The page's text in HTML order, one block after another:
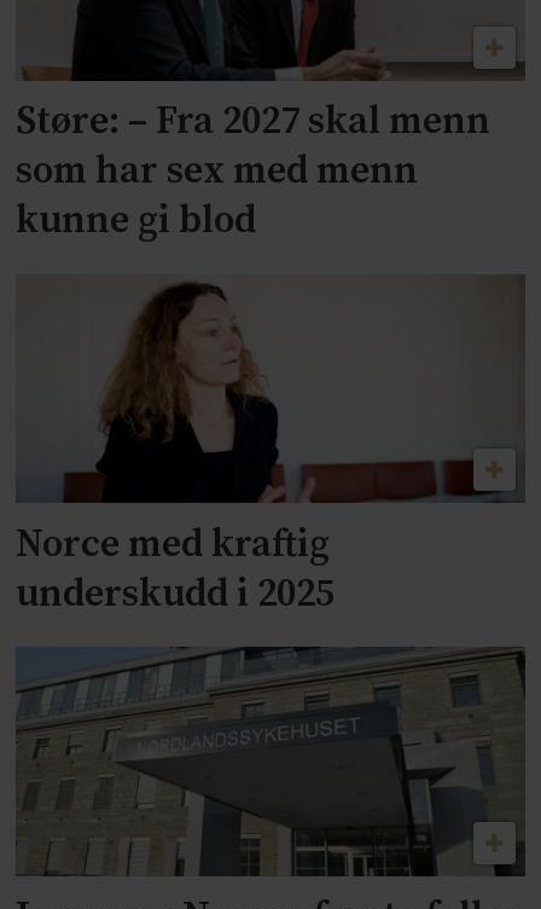
Støre: – Fra 2027 skal menn
som har sex med menn
kunne gi blod
Norce med kraftig
underskudd i 2025